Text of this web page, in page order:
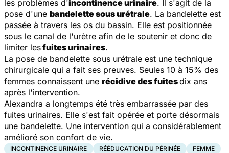
les problèmes d'incontinence urinaire. Il s'agit de la
pose d'une bandelette sous urétrale. La bandelette est
passée à travers les os du bassin. Elle est positionnée
sous le canal de l'urètre afin de le soutenir et donc de
limiter lesfuites urinaires.
La pose de bandelette sous urétrale est une technique
chirurgicale qui a fait ses preuves. Seules 10 à 15% des
femmes connaissent une récidive des fuitesdix ans
après l'intervention.
Alexandra a longtemps été très embarrassée par des
fuites urinaires. Elle s'est fait opérée et porte désormais
une bandelette. Une intervention qui a considérablement
amélioré son confort de vie.
INCONTINENCE URINAIRE RÉÉDUCATION DU PÉRINÉE
FEMME